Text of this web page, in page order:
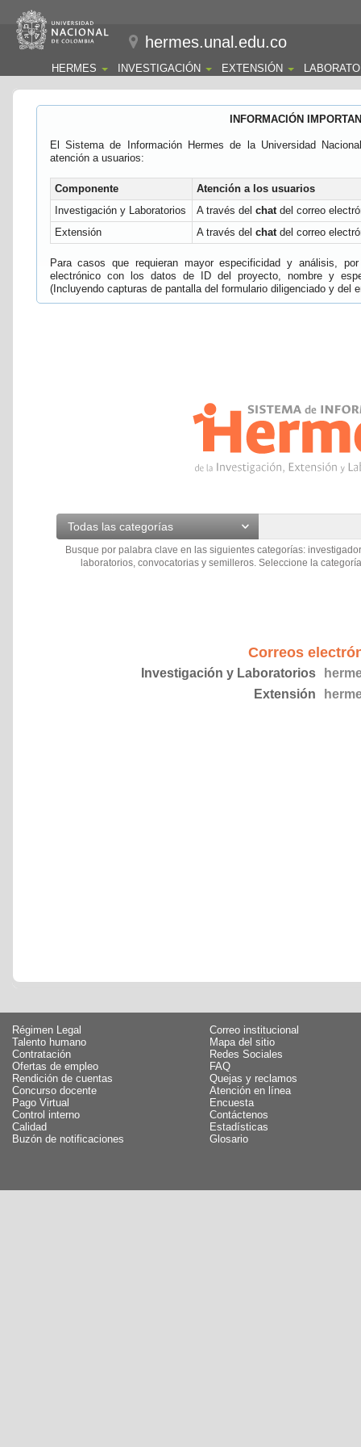
hermes.unal.edu.co
HERMES INVESTIGACIÓN EXTENSIÓN
INFORMACIÓN
El Sistema de Información Hermes de la Universidad
atención a usuarios:
Componente
Atención a los usuarios
Investigación y Laboratorios
A través del chatdel correo
Extensión
A través del chatdel correo
Para casos que requieran mayor especificidad y análisis,
electrónico con los datos de ID del proyecto, nombre y
(Incluyendo capturas de pantalla del formulario diligenciado y del
Todas las categorías
Busque por palabra clave en las siguientes categorías:
laboratorios, convocatorias y semilleros. Seleccione la
Correos
Investigación y Laboratorios
Extensión
Régimen Legal
Talento humano
Contratación
Ofertas de empleo
Rendición de cuentas
Concurso docente
Pago Virtual
Control interno
Calidad
Buzón de notificaciones
Correo institucional
Mapa del sitio
Redes Sociales
FAQ
Quejas y reclamos
Atención en línea
Encuesta
Contáctenos
Estadísticas
Glosario